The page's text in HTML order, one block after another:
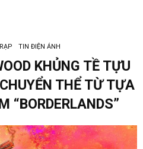
TIN ĐIỆN ẢNH
KHỦNG TỀ TỰU
THỂ TỪ TỰA
“BORDERLANDS”